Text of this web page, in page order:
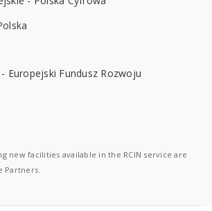
new facilities available in the RCIN service are
Partners.